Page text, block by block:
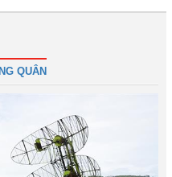
đoàn Huấn luyện chiến sĩ mới,
Báo PK-KQ ghi lại. Trân trọng
QUÂN